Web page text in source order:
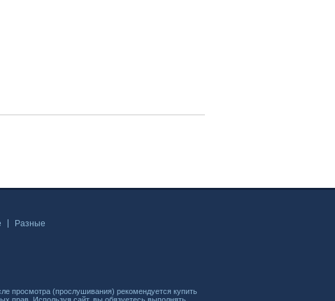
Разные
просмотра (прослушивания) рекомендуется купить